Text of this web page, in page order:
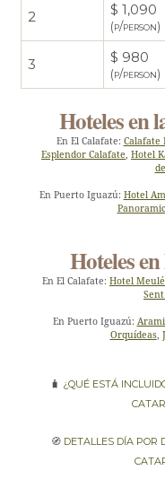
2 $ 1,090
(p/person)
3 $ 980
(p/person)
Hoteles en
En El Calafate: Calafate
Esplendor Calafate, Hotel
En Puerto Iguazú: Hotel
Hoteles
En El Calafate: Hotel
En Puerto Iguazú:
Orquídeas,
🧳 ¿Qué está
🧭 Detalles día por